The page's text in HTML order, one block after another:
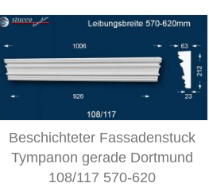
Beschichteter Fassadenstuck
Tympanon gerade Dortmund
108/117 570-620